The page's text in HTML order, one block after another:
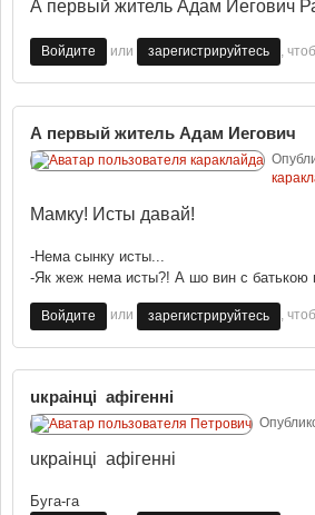
А первый житель Адам Иегович
Войдите или зарегистрируйтесь ,
А первый житель Адам Иегович
Мамку! Исты давай!
-Нема сынку исты...
-Як жеж нема исты?! А шо вин с
Войдите или зарегистрируйтесь ,
uкраiнцi афiгеннi
uкраiнцi афiгеннi
Буга-га